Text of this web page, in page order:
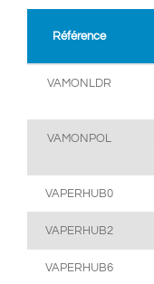
Référence
VAMONLDR
VAMONPOL
VAPERHUB0
VAPERHUB2
VAPERHUB6